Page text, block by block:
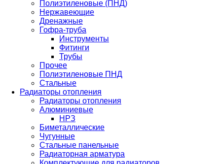
Полиэтиленовые (ПНД)
Нержавеющие
Дренажные
Гофра-труба
Инструменты
Фитинги
Трубы
Прочее
Полиэтиленовые ПНД
Стальные
Радиаторы отопления
Радиаторы отопления
Алюминиевые
НРЗ
Биметаллические
Чугунные
Стальные панельные
Радиаторная арматура